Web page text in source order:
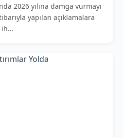
2026 yılına damga vurmayı
yapılan açıklamalara